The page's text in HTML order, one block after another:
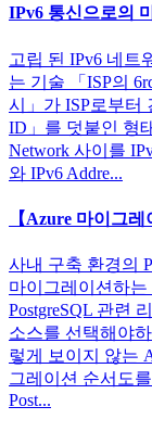
IPv6 통신으로의
고립 된 IPv6 네트
는 기술 「ISP의
시」가 ISP로부터
ID」를 덧붙인 형
Network 사이를
와 IPv6 Addre...
【Azure 마이그
사내 구축 환경의
마이그레이션하
PostgreSQL 관련
소스를 선택해야
렇게 보이지 않는
그레이션 순서도
Post...